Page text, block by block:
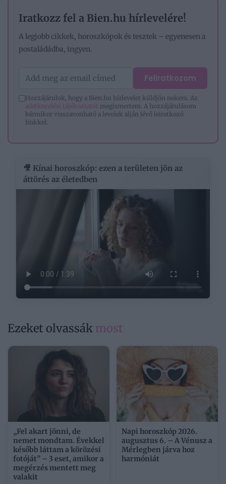
Iratkozz fel a Bien.hu hírlevelére!
A legjobb cikkek, horoszkópok és tesztek – egyenesen a
postaládádba, ingyen.
Feliratkozom
Hozzájárulok, hogy a Bien.hu hírlevelet küldjön nekem. Az
adatkezelési tájékoztatót megismertem. A hozzájárulásom
bármikor visszavonható a levelek alján lévő leiratkozó
linkkel.
🎥 Kínai horoszkóp: ezen a területen jön az
áttörés az életedben
Ezeket olvassák most
„Fel akart jönni, de
nemet mondtam. Évekkel
később láttam a körözési
fotóját” – 3 eset, amikor a
megérzés mentett meg
valakit
Napi horoszkóp 2026.
augusztus 6. – A Vénusz a
Mérlegben járva hoz
harmóniát